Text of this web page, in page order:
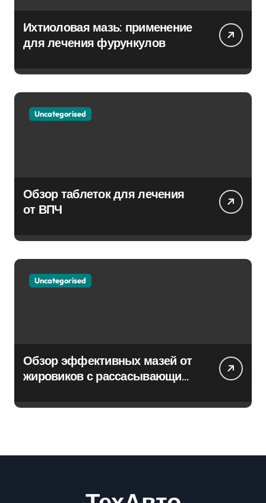
Ихтиоловая мазь: применение
для лечения фурункулов
Uncategorised
Обзор таблеток для лечения
от ВПЧ
Uncategorised
Обзор эффективных мазей от
жировиков с рассасывающим